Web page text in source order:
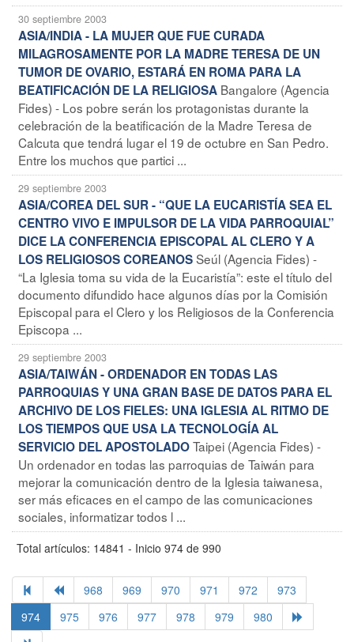
30 septiembre 2003
ASIA/INDIA - LA MUJER QUE FUE CURADA
MILAGROSAMENTE POR LA MADRE TERESA DE UN
TUMOR DE OVARIO, ESTARÁ EN ROMA PARA LA
BEATIFICACIÓN DE LA RELIGIOSA Bangalore (Agencia
Fides) - Los pobre serán los protagonistas durante la
celebración de la beatificación de la Madre Teresa de
Calcuta que tendrá lugar el 19 de octubre en San Pedro.
Entre los muchos que partici ...
29 septiembre 2003
ASIA/COREA DEL SUR - “QUE LA EUCARISTÍA SEA EL
CENTRO VIVO E IMPULSOR DE LA VIDA PARROQUIAL”
DICE LA CONFERENCIA EPISCOPAL AL CLERO Y A
LOS RELIGIOSOS COREANOSSeúl (Agencia Fides) -
“La Iglesia toma su vida de la Eucaristía”: este el título del
documento difundido hace algunos días por la Comisión
Episcopal para el Clero y los Religiosos de la Conferencia
Episcopa ...
29 septiembre 2003
ASIA/TAIWÁN - ORDENADOR EN TODAS LAS
PARROQUIAS Y UNA GRAN BASE DE DATOS PARA EL
ARCHIVO DE LOS FIELES: UNA IGLESIA AL RITMO DE
LOS TIEMPOS QUE USA LA TECNOLOGÍA AL
SERVICIO DEL APOSTOLADOTaipei (Agencia Fides) -
Un ordenador en todas las parroquias de Taiwán para
mejorar la comunicación dentro de la Iglesia taiwanesa,
ser más eficaces en el campo de las comunicaciones
sociales, informatizar todos l ...
Total artículos: 14841 - Inicio 974 de 990
968 969 970 971 972
973
974
975 976 977 978 979 980